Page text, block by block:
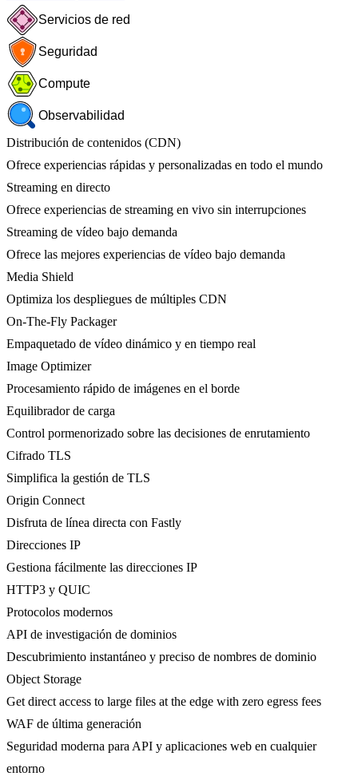
Servicios de red
Seguridad
Compute
Observabilidad
Distribución de contenidos (CDN)
Ofrece experiencias rápidas y personalizadas en todo el mundo
Streaming en directo
Ofrece experiencias de streaming en vivo sin interrupciones
Streaming de vídeo bajo demanda
Ofrece las mejores experiencias de vídeo bajo demanda
Media Shield
Optimiza los despliegues de múltiples CDN
On-The-Fly Packager
Empaquetado de vídeo dinámico y en tiempo real
Image Optimizer
Procesamiento rápido de imágenes en el borde
Equilibrador de carga
Control pormenorizado sobre las decisiones de enrutamiento
Cifrado TLS
Simplifica la gestión de TLS
Origin Connect
Disfruta de línea directa con Fastly
Direcciones IP
Gestiona fácilmente las direcciones IP
HTTP3 y QUIC
Protocolos modernos
API de investigación de dominios
Descubrimiento instantáneo y preciso de nombres de dominio
Object Storage
Get direct access to large files at the edge with zero egress fees
WAF de última generación
Seguridad moderna para API y aplicaciones web en cualquier
entorno